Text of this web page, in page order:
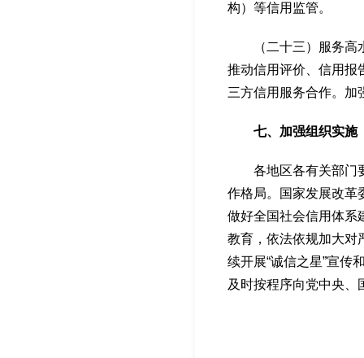
构）等信用监管。
（二十三）服务高水
推动信用评价、信用报
三方信用服务合作。加
七、加强组织实施
各地区各有关部门要
作格局。国家发展改革
做好全国社会信用体系
教育，依法依规加大对
续开展“诚信之星”宣传
及时按程序向党中央、